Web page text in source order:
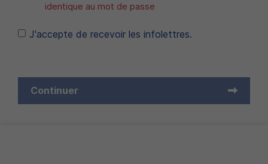
identique au mot de passe
J'accepte de recevoir les infolettres.
Continuer